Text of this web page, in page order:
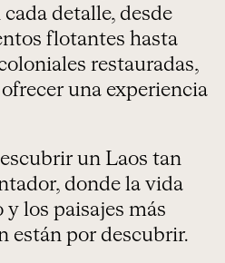
detalle, desde
flotantes hasta
restauradas,
una experiencia
un Laos tan
donde la vida
los paisajes más
están por descubrir.